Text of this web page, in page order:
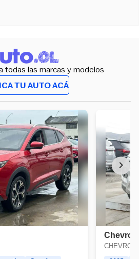
todas las marcas y modelos
TU AUTO ACÁ